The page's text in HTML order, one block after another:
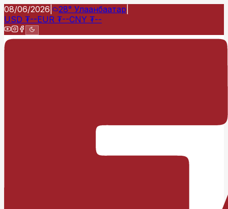
08/06/2026 28° Улаанбаатар
USD ₮--EUR ₮--CNY ₮--